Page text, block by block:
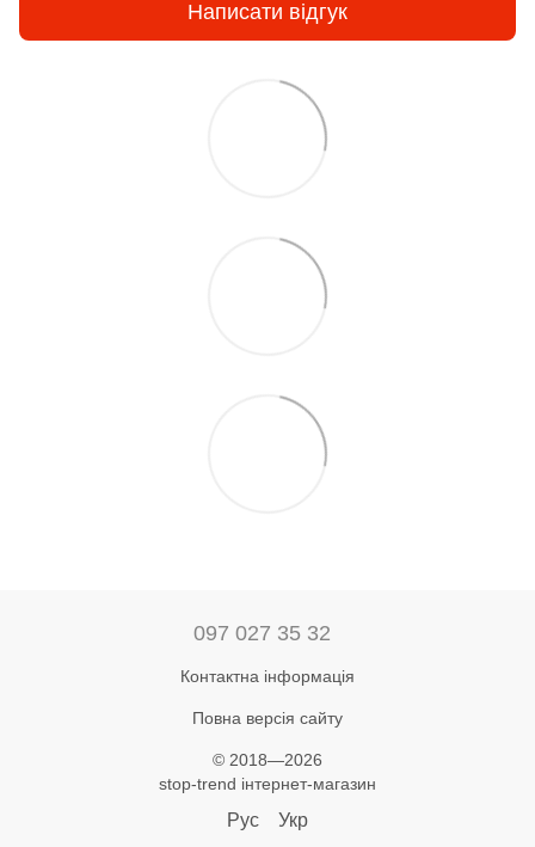
Написати відгук
097 027 35 32
Контактна інформація
Повна версія сайту
© 2018—2026
stop-trend інтернет-магазин
Рус Укр